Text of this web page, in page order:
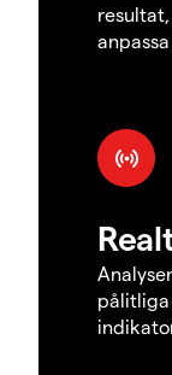
pålitliga